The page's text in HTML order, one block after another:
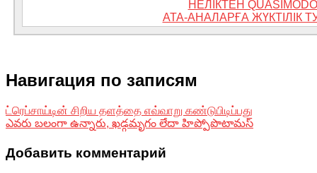
НЕЛІКТЕН
АТА-АНАЛАРҒА ЖҮКТІЛІК
Навигация по записям
ட்ரெப்சாய்டின் சிறிய தளத்தை எவ்வாறு கண்டுபிடிப்பது
ఎవరు బలంగా ఉన్నారు, ఖడ్గమృగం లేదా హిప్పోపొటామస్
Добавить комментарий